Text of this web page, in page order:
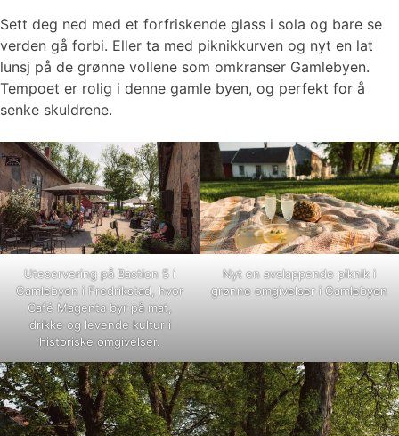
Sett deg ned med et forfriskende glass i sola og bare se
verden gå forbi. Eller ta med piknikkurven og nyt en lat
lunsj på de grønne vollene som omkranser Gamlebyen.
Tempoet er rolig i denne gamle byen, og perfekt for å
senke skuldrene.
Uteservering på Bastion 5 i
Gamlebyen i Fredrikstad, hvor
Café Magenta byr på mat,
drikke og levende kultur i
historiske omgivelser.
Nyt en avslappende piknik i
grønne omgivelser i Gamlebyen